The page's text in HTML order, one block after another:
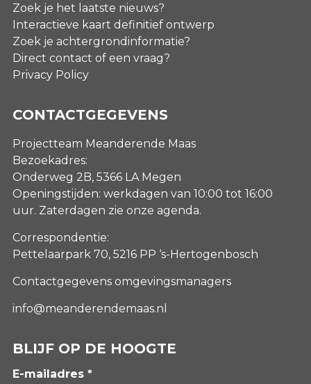
Zoek je het laatste nieuws?
Interactieve kaart definitief ontwerp
Zoek je achtergrondinformatie?
Direct contact of een vraag?
Privacy Policy
CONTACTGEGEVENS
Projectteam Meanderende Maas
Bezoekadres:
Onderweg 2B, 5366 LA Megen
Openingstijden: werkdagen van 10:00 tot 16:00
uur. Zaterdagen zie onze agenda.
Correspondentie:
Pettelaarpark 70, 5216 PP ‘s-Hertogenbosch
Contactgegevens omgevingsmanagers
info@meanderendemaas.nl
BLIJF OP DE HOOGTE
E-mailadres *